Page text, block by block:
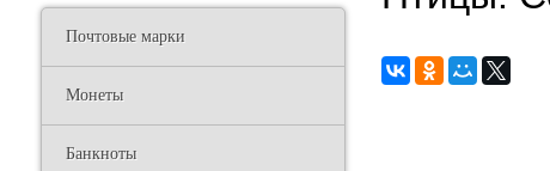
Почтовые марки
Монеты
Банкноты